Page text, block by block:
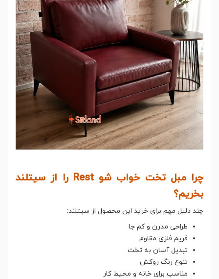
چرا مبل تخت خواب شو Rest را از سیتلند
بخریم؟
چند دلیل مهم برای خرید این محصول از سیتلند:
طراحی مدرن و کم جا
فریم فلزی مقاوم
تبدیل آسان به تخت
تنوع رنگ روکش
مناسب برای خانه و محیط کار